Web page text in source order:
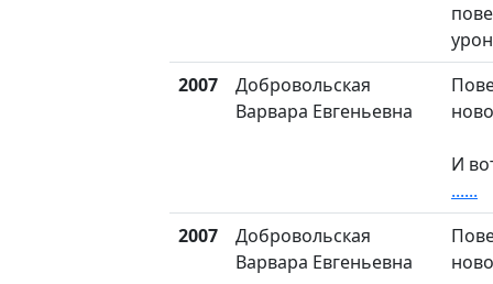
2007
Добровольская
Варвара Евгеньевна
И
......
2007
Добровольская
Варвара Евгеньевна